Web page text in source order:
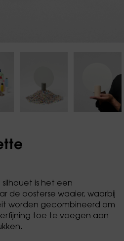
is het een
de oosterse waaier, waarbij
worden gecombineerd om
toe te voegen aan